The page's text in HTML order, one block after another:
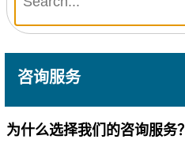
咨询服务
为什么选择我们的咨询服务？